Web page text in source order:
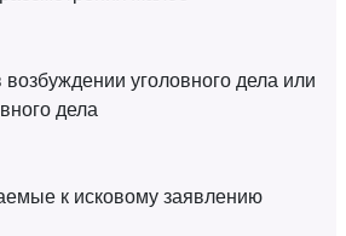
уголовного дела или
дела
к исковому заявлению